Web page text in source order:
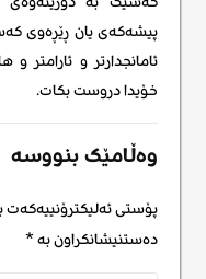
پیشەکەی یان ڕێڕەوی
ئامانجدارتر و ئارامتر
خۆیدا دروست بکات.
وەڵامێک بنووسە
پۆستی ئەلیکترۆنییەکەت
دەستنیشانکراون بە*